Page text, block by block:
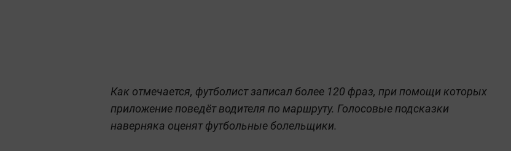
Как отмечается, футболист записал более 120 фраз, при помощи которых
приложение поведёт водителя по маршруту. Голосовые подсказки
наверняка оценят футбольные болельщики.